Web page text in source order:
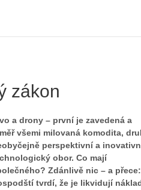
zákon
a drony – první je zavedená a
všemi milovaná komodita,
perspektivní a
obor. Co mají
Zdánlivě nic – a přece:
tvrdí, že je likvidují